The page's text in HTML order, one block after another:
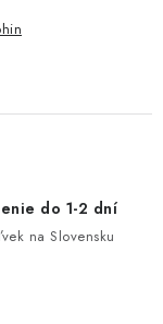
do 1-2 dní
na Slovensku